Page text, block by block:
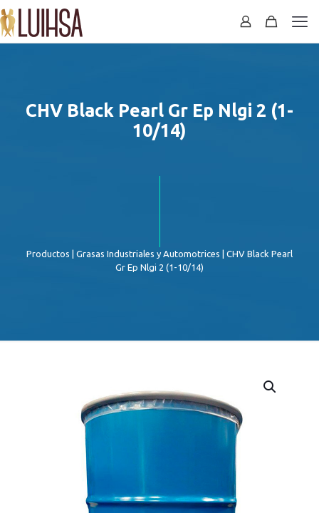
CHV Black Pearl Gr Ep Nlgi 2 (1-
10/14)
Productos Grasas Industriales y Automotrices | CHV Black Pearl
Gr Ep Nlgi 2 (1-10/14)